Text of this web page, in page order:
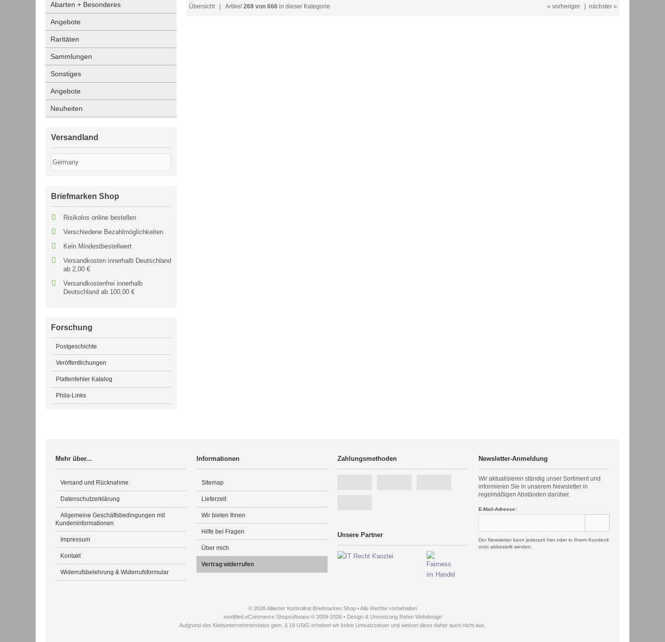
Übersicht | Artikel 268 von 666 in dieser Kategorie « vorheriger | nächster »
Abarten + Besonderes
Angebote
Raritäten
Sammlungen
Sonstiges
Angebote
Neuheiten
Versandland
Briefmarken Shop
Risikolos online bestellen
Verschiedene Bezahlmöglichkeiten
Kein Mindestbestellwert
Versandkosten innerhalb Deutschland
ab 2,00 €
Versandkostenfrei innerhalb
Deutschland ab 100,00 €
Forschung
Postgeschichte
Veröffentlichungen
Plattenfehler Katalog
Phila-Links
Mehr über...
Versand und Rücknahme
Datenschutzerklärung
Allgemeine Geschäftsbedingungen mit
Kundeninformationen
Impressum
Kontakt
Widerrufsbelehrung & Widerrufsformular
Informationen
Sitemap
Lieferzeit
Wir bieten Ihnen
Hilfe bei Fragen
Über mich
Vertrag widerrufen
Zahlungsmethoden
Unsere Partner
Newsletter-Anmeldung
Wir aktualisieren ständig unser Sortiment und
informieren Sie in unserem Newsletter in
regelmäßigen Abständen darüber.
E-Mail-Adresse:
Der Newsletter kann jederzeit hier oder in Ihrem Kundenk
onto abbestellt werden.
© 2026 Alliierter Kontrollrat Briefmarken Shop • Alle Rechte vorbehalten
modified eCommerce Shopsoftware © 2009-2026 • Design & Umsetzung Rehm Webdesign
Aufgrund des Kleinunternehmerstatus gem. § 19 UStG erheben wir keine Umsatzsteuer und weisen diese daher auch nicht aus.